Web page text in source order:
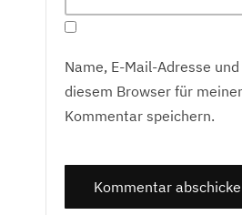
Name, E-Mail-Adresse
diesem Browser für
Kommentar speichern.